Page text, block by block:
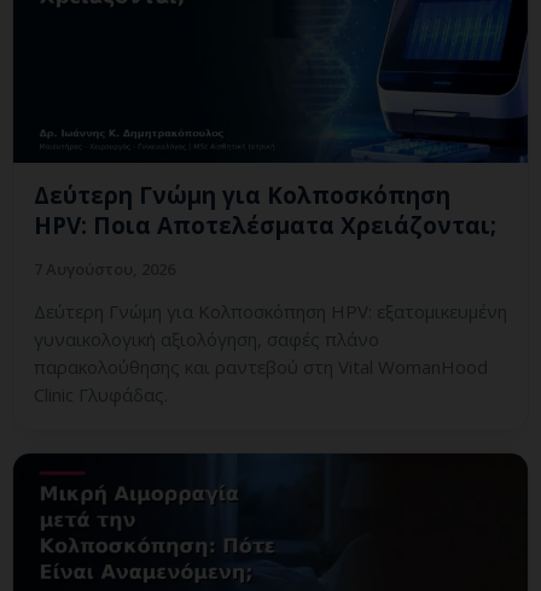
Δεύτερη Γνώμη για Κολποσκόπηση
HPV: Ποια Αποτελέσματα Χρειάζονται;
Δεύτερη Γνώμη για Κολποσκόπηση HPV: εξατομικευμένη
γυναικολογική αξιολόγηση, σαφές πλάνο
παρακολούθησης και ραντεβού στη Vital WomanHood
Clinic Γλυφάδας.